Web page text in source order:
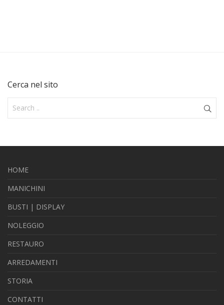
Cerca nel sito
HOME
MANICHINI
BUSTI | DISPLAY
NOLEGGIO
RESTAURO
ARREDAMENTI
STORIA
CONTATTI